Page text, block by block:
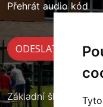
Přehrát audio kód
Základní škola